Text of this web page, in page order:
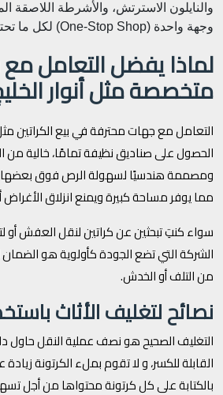
والنايلون الاسترتش، والأشرطة اللاصقة
وجهة واحدة (One-Stop Shop) لكل ما تحتاجينه.
لماذا يفضل التعامل
متخصصة مثل أنوار
التعامل مع جهات محترفة في بيع الكراتين
الحصول على صناديق نظيفة تمامًا، خالية من
ومصممة هندسيًا لسهولة الرص فوق بعضها
مما يوفر مساحة كبيرة ويمنع انزلاق الأغراض
سواء كنتِ تبحثين عن كراتين لنقل العفش أو
الشركة التي تضع الجودة كأولوية هو
من التلف أو الخدش.
نصائح لتغليف الأثاث
التغليف الصحيح هو نصف عملية النقل حاول
القابلة للكسر، و لا تقوم بملء الكرتونة
بالكتابة على كل كرتونة محتواها من أجل